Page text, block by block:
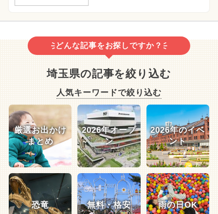
どんな記事をお探しですか？
埼玉県の記事を絞り込む
人気キーワードで絞り込む
厳選お出かけ
まとめ
2026年オープ
ン
2026年のイベ
ント
恐竜 無料・格安 雨の日OK